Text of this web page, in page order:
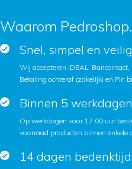
Waarom
Snel, simpel en
Wij accepteren iDEAL,
Betaling achteraf (zakelijk) en Pin
Binnen 5
Op werkdagen voor 17.00 uur
voorraad producten binnen enkele
14 dagen bedenktijd